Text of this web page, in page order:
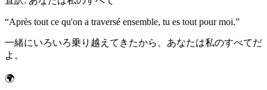
“Après tout ce qu'on a traversé ensemble, tu es tout pour moi.”
一緒にいろいろ乗り越えてきたから、あなたは私のすべてだ
よ。
🌍